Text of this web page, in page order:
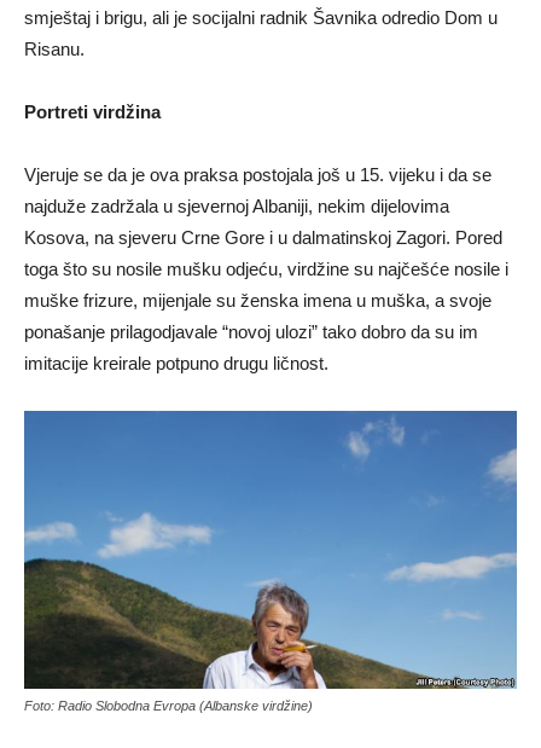
smještaj i brigu, ali je socijalni radnik Šavnika odredio Dom u
Risanu.
Portreti virdžina
Vjeruje se da je ova praksa postojala još u 15. vijeku i da se
najduže zadržala u sjevernoj Albaniji, nekim dijelovima
Kosova, na sjeveru Crne Gore i u dalmatinskoj Zagori. Pored
toga što su nosile mušku odjeću, virdžine su najčešće nosile i
muške frizure, mijenjale su ženska imena u muška, a svoje
ponašanje prilagodjavale “novoj ulozi” tako dobro da su im
imitacije kreirale potpuno drugu ličnost.
Foto: Radio Slobodna Evropa (Albanske virdžine)